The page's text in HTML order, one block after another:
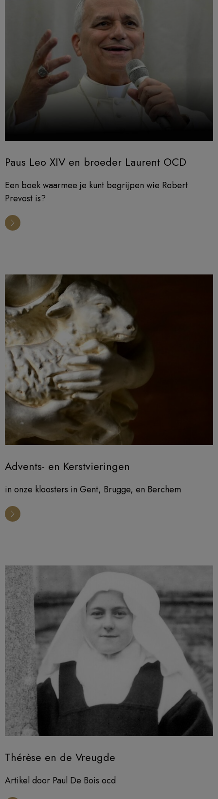
Paus Leo XIV en broeder Laurent OCD
Een boek waarmee je kunt begrijpen wie Robert
Prevost is?
Advents- en Kerstvieringen
in onze kloosters in Gent, Brugge, en Berchem
Thérèse en de Vreugde
Artikel door Paul De Bois ocd